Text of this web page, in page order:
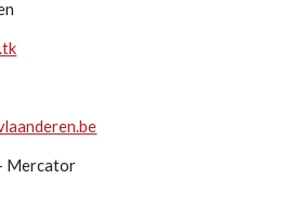
Mercator